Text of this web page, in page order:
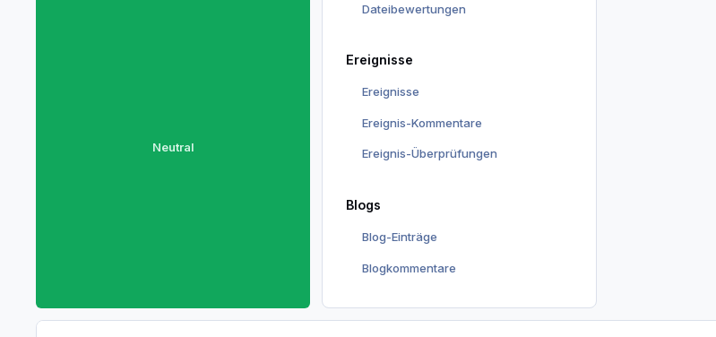
Neutral
Dateibewertungen
Ereignisse
Ereignisse
Ereignis-Kommentare
Ereignis-Überprüfungen
Blogs
Blog-Einträge
Blogkommentare